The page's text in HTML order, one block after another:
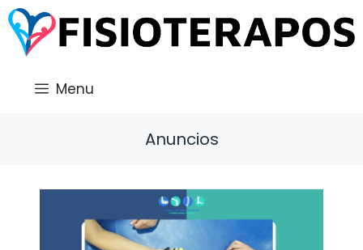
Saltar
al
contenido
Menu
Anuncios